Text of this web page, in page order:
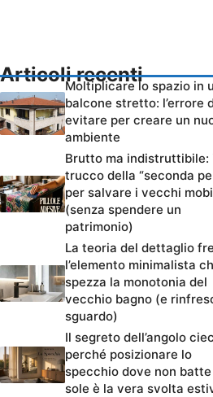
Articoli recenti
Moltiplicare lo spazio in
balcone stretto: l’errore
evitare per creare un
ambiente
Brutto ma indistruttibile:
trucco della “seconda
per salvare i vecchi
(senza spendere un
patrimonio)
La teoria del dettaglio
l’elemento minimalista
spezza la monotonia del
vecchio bagno (e
sguardo)
Il segreto dell’angolo
perché posizionare lo
specchio dove non
sole è la vera svolta